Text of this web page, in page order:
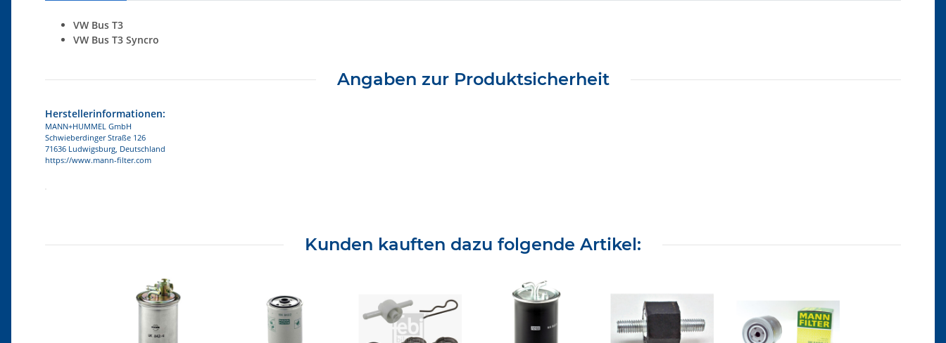
VW Bus T3
VW Bus T3 Syncro
Angaben zur Produktsicherheit
Herstellerinformationen:
MANN+HUMMEL GmbH
Schwieberdinger Straße 126
71636 Ludwigsburg, Deutschland
https://www.mann-filter.com
Kunden kauften dazu folgende Artikel: